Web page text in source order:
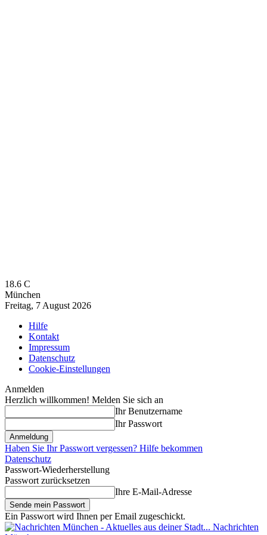
18.6 C
München
Freitag, 7 August 2026
Hilfe
Kontakt
Impressum
Datenschutz
Cookie-Einstellungen
Anmelden
Herzlich willkommen! Melden Sie sich an
Ihr Benutzername
Ihr Passwort
Haben Sie Ihr Passwort vergessen? Hilfe bekommen
Datenschutz
Passwort-Wiederherstellung
Passwort zurücksetzen
Ihre E-Mail-Adresse
Ein Passwort wird Ihnen per Email zugeschickt.
Nachrichten